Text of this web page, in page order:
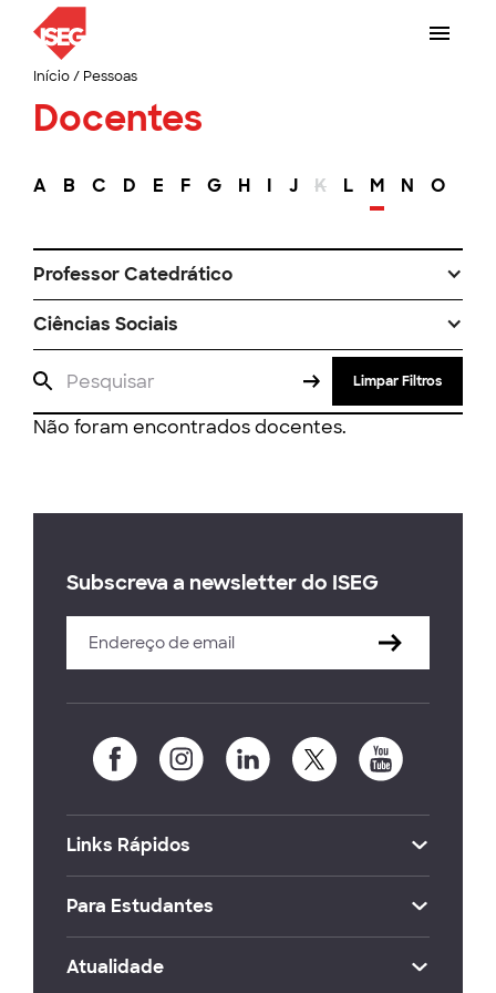
Início/ Pessoas
Docentes
A B C D E F G H I J K L M N O
Professor Catedrático
Ciências Sociais
Limpar Filtros
Não foram encontrados docentes.
Subscreva a newsletter do ISEG
Links Rápidos
Para Estudantes
Atualidade